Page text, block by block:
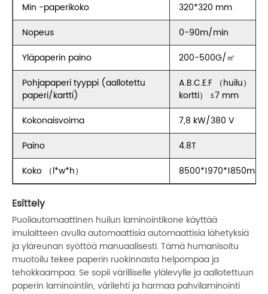
Min -paperikoko
320*320 mm
Nopeus
0-90m/min
Yläpaperin paino
200-500G/㎡
Pohjapaperi tyyppi (aallotettu
paperi/kartti)
A.B.C.E.F （huilu） （-
kortti） ≤7 mm
Kokonaisvoima
7,8 kW/380 V
Paino
4.8T
Koko （l*w*h）
8500*1970*1850mm
Esittely
Puoliautomaattinen huilun laminointikone käyttää
imulaitteen avulla automaattisia automaattisia lähetyksiä
ja yläreunan syöttöä manuaalisesti. Tämä humanisoitu
muotoilu tekee paperin ruokinnasta helpompaa ja
tehokkaampaa. Se sopii värilliselle ylälevylle ja aallotettuun
paperin laminointiin, värilehti ja harmaa pahvilaminointi